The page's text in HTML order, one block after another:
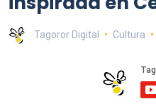
Tagoror Digital Cultura